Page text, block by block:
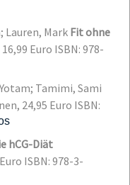
Lauren, Mark Fit ohne
Euro ISBN: 978-
Tamimi, Sami
24,95 Euro ISBN:
hCG-Diät
ISBN: 978-3-